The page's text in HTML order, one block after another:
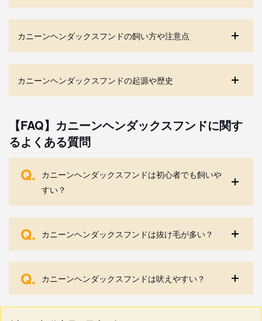
カニーンヘンダックスフンドの飼い方や注意点
カニーンヘンダックスフンドの起源や歴史
【FAQ】カニーンヘンダックスフンドに関す
るよくある質問
Q. カニーンヘンダックスフンドは初心者でも飼いや
すい？
Q. カニーンヘンダックスフンドは抜け毛が多い？
Q. カニーンヘンダックスフンドは吠えやすい？